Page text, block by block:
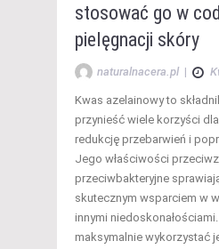
stosować go w
pielęgnacji skóry
naturalnacera.pl |
Kwas azelainowy to
przynieść wiele korzyści
redukcję przebarwień i
Jego właściwości
przeciwbakteryjne
skutecznym wsparciem w
innymi
maksymalnie wykorzystać